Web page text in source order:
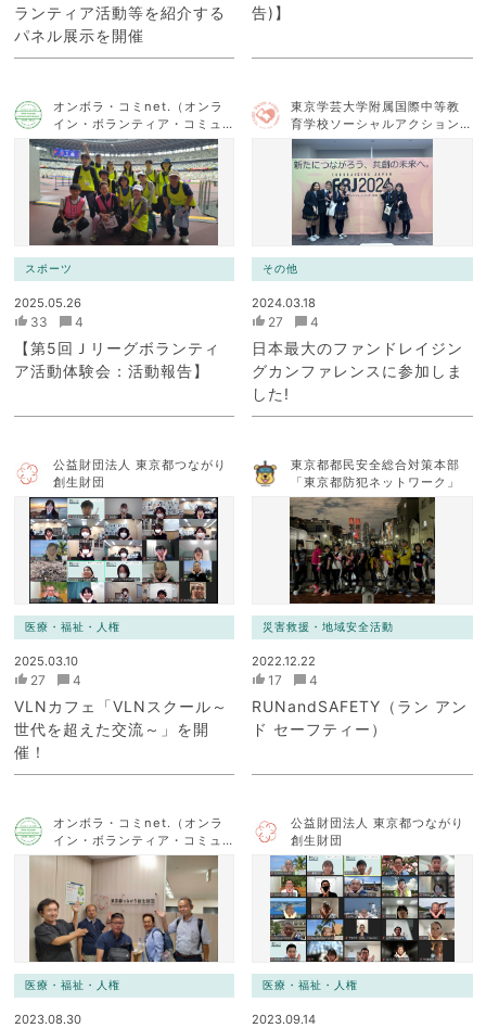
ランティア活動等を紹介する
パネル展示を開催
告)】
オンボラ・コミnet.（オンラ
イン・ボランティア・コミュ
ニケーション・ネットワー
ク）
スポーツ
2025.05.26
33 4
【第5回Ｊリーグボランティ
ア活動体験会：活動報告】
東京学芸大学附属国際中等教
育学校ソーシャルアクション
チーム
その他
2024.03.18
27 4
日本最大のファンドレイジン
グカンファレンスに参加しま
した!
公益財団法人 東京都つながり
創生財団
医療・福祉・人権
2025.03.10
27 4
VLNカフェ「VLNスクール～
世代を超えた交流～」を開
催！
東京都都民安全総合対策本部
「東京都防犯ネットワーク」
災害救援・地域安全活動
2022.12.22
17 4
RUNandSAFETY（ラン アン
ド セーフティー）
オンボラ・コミnet.（オンラ
イン・ボランティア・コミュ
ニケーション・ネットワー
ク）
医療・福祉・人権
2023.08.30
公益財団法人 東京都つながり
創生財団
医療・福祉・人権
2023.09.14